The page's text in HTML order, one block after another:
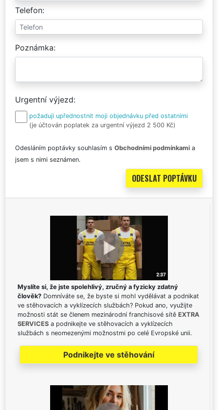
Telefon
Poznámka
Urgentní výjezd
požaduji upřednostnit moji objednávku před ostatními
(je účtován poplatek za urgentní výjezd 2 500 Kč)
Odesláním poptávky souhlasím s Obchodními podmínkami a
jsem s nimi seznámen.
Myslíte si, že jste spolehlivý, zručný a fyzicky zdatný
člověk? Domníváte se, že byste si mohl vydělávat a podnikat
ve stěhovacích a vyklízecích službách? Pokud ano, využijte
možnosti stát se členem mezinárodní franchisové sítě EXTRA
SERVICES a podnikejte ve stěhovacích a vyklízecích
službách s neomezenými možnostmi po celé Evropské unii.
Podnikejte ve stěhování